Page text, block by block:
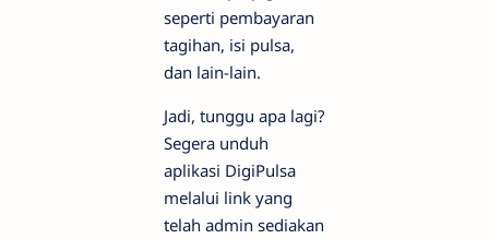
seperti pembayaran
tagihan, isi pulsa,
dan lain-lain.
Jadi, tunggu apa lagi?
Segera unduh
aplikasi DigiPulsa
melalui link yang
telah admin sediakan